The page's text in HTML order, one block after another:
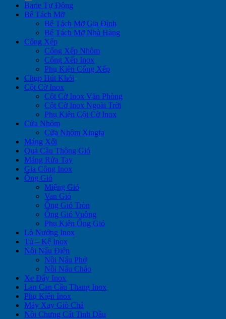
Barie Tự Động
Bể Tách Mỡ
Bể Tách Mỡ Gia Đình
Bể Tách Mỡ Nhà Hàng
Cổng Xếp
Cổng Xếp Nhôm
Cổng Xếp Inox
Phụ Kiện Cổng Xếp
Chụp Hút Khói
Cột Cờ Inox
Cột Cờ Inox Văn Phòng
Cột Cờ Inox Ngoài Trời
Phụ Kiện Cột Cờ Inox
Cửa Nhôm
Cửa Nhôm Xingfa
Máng Xối
Quả Cầu Thông Gió
Máng Rửa Tay
Gia Công Inox
Ống Gió
Miệng Gió
Van Gió
Ống Gió Tròn
Ống Gió Vuông
Phụ Kiện Ống Gió
Lò Nướng Inox
Tủ – Kệ Inox
Nồi Nấu Điện
Nồi Nấu Phở
Nồi Nấu Cháo
Xe Đẩy Inox
Lan Can Cầu Thang Inox
Phụ Kiện Inox
Máy Xay Giò Chả
Nồi Chưng Cất Tinh Dầu